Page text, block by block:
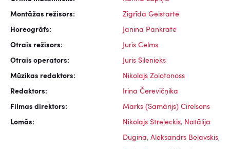
Montāžas režisors: Zigrīda Geistarte
Horeogrāfs: Janina Pankrate
Otrais režisors: Juris Celms
Otrais operators: Juris Silenieks
Mūzikas redaktors: Nikolajs Zolotonoss
Redaktors: Irina Čerevičņika
Filmas direktors: Marks (Samārijs) Cirelsons
Lomās: Nikolajs Streļeckis, Natālija
Dugina, Aleksandrs Beļavskis,